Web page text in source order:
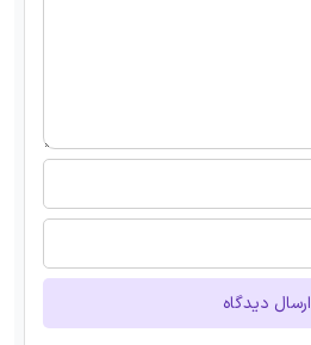
ارسال دیدگاه